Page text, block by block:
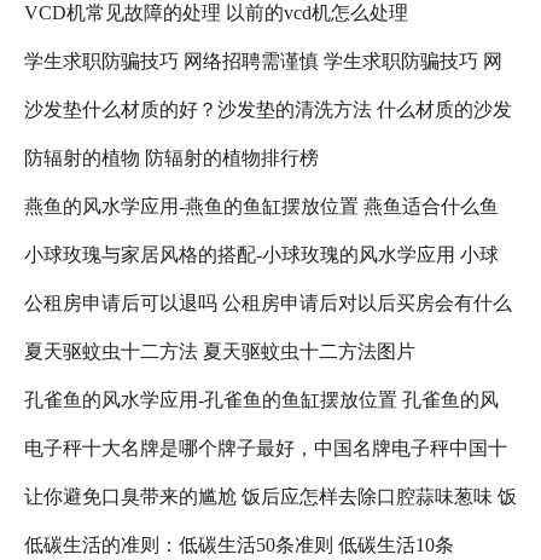
VCD机常见故障的处理 以前的vcd机怎么处理
学生求职防骗技巧 网络招聘需谨慎 学生求职防骗技巧 网
络招聘需注意什么
沙发垫什么材质的好？沙发垫的清洗方法 什么材质的沙发
垫比较好
防辐射的植物 防辐射的植物排行榜
燕鱼的风水学应用-燕鱼的鱼缸摆放位置 燕鱼适合什么鱼
缸
小球玫瑰与家居风格的搭配-小球玫瑰的风水学应用 小球
玫瑰怎么养更好看
公租房申请后可以退吗 公租房申请后对以后买房会有什么
影响吗 公租房退租以后,还可以在申请吗?
夏天驱蚊虫十二方法 夏天驱蚊虫十二方法图片
孔雀鱼的风水学应用-孔雀鱼的鱼缸摆放位置 孔雀鱼的风
水禁忌
电子秤十大名牌是哪个牌子最好，中国名牌电子秤中国十
大名牌电子秤 人体电子秤十大名牌是哪个牌子最好
让你避免口臭带来的尴尬 饭后应怎样去除口腔蒜味葱味 饭
后口臭减轻
低碳生活的准则：低碳生活50条准则 低碳生活10条